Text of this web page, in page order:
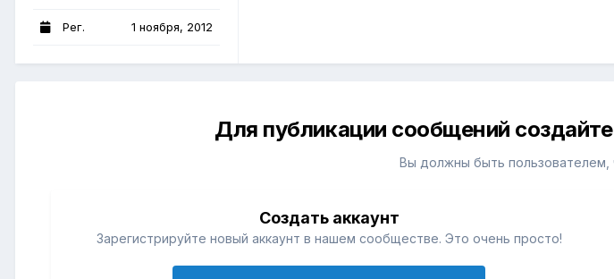
Рег. 1 ноября, 2012
Для публикации сообщений
Вы должны быть пользователем,
Создать аккаунт
Зарегистрируйте новый аккаунт в нашем сообществе. Это очень просто!